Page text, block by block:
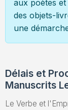
aux poètes
des objets-
une
Délais et
Manuscrits
Le Verbe et